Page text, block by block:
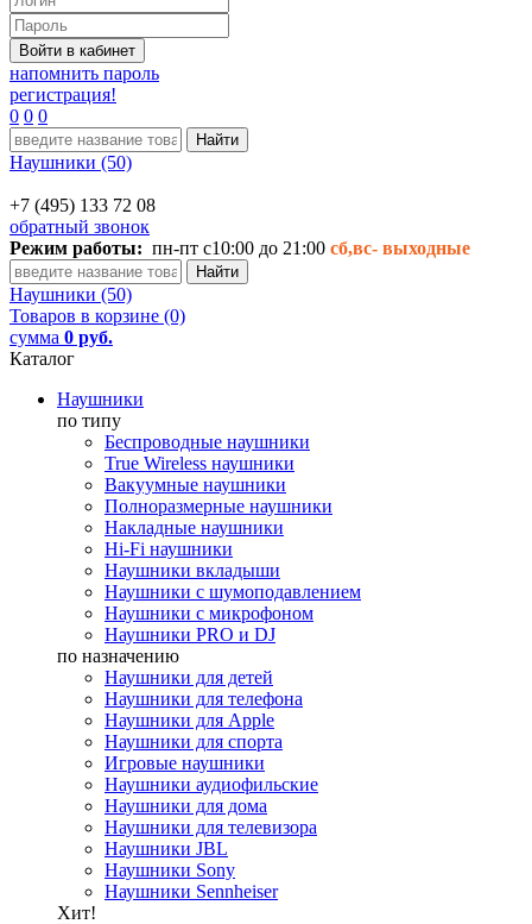
напомнить пароль
регистрация!
0 0 0
Наушники (50)
+7 (495) 133 72 08
обратный звонок
Режим работы: пн-пт с10:00 до 21:00 сб,вс- выходные
Наушники (50)
Товаров в корзине (0)
сумма 0 руб.
Каталог
Наушники
по типу
Беспроводные наушники
True Wireless наушники
Вакуумные наушники
Полноразмерные наушники
Накладные наушники
Hi-Fi наушники
Наушники вкладыши
Наушники с шумоподавлением
Наушники с микрофоном
Наушники PRO и DJ
по назначению
Наушники для детей
Наушники для телефона
Наушники для Apple
Наушники для спорта
Игровые наушники
Наушники аудиофильские
Наушники для дома
Наушники для телевизора
Наушники JBL
Наушники Sony
Наушники Sennheiser
Хит!